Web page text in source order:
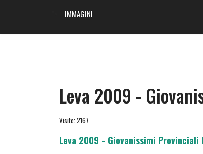
IMMAGINI
Leva 2009 -
Visite: 2167
Leva 2009 - Giovanissimi Provinciali